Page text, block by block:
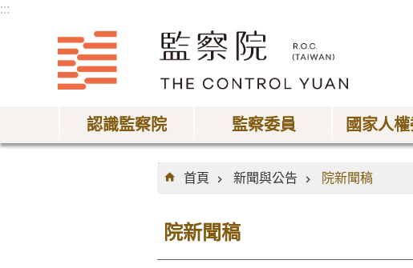
:::
認識監察院 監察委員 國家人
:::
首頁
新聞與公告 院新聞稿
院新聞稿